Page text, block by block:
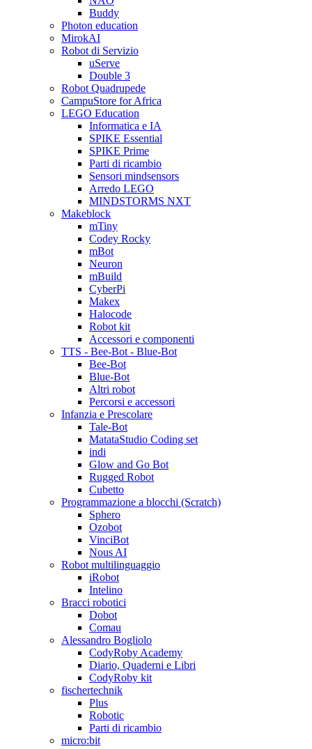
Buddy
Photon education
MirokAI
Robot di Servizio
uServe
Double 3
Robot Quadrupede
CampuStore for Africa
LEGO Education
Informatica e IA
SPIKE Essential
SPIKE Prime
Parti di ricambio
Sensori mindsensors
Arredo LEGO
MINDSTORMS NXT
Makeblock
mTiny
Codey Rocky
mBot
Neuron
mBuild
CyberPi
Makex
Halocode
Robot kit
Accessori e componenti
TTS - Bee-Bot - Blue-Bot
Bee-Bot
Blue-Bot
Altri robot
Percorsi e accessori
Infanzia e Prescolare
Tale-Bot
MatataStudio Coding set
indi
Glow and Go Bot
Rugged Robot
Cubetto
Programmazione a blocchi (Scratch)
Sphero
Ozobot
VinciBot
Nous AI
Robot multilinguaggio
iRobot
Intelino
Bracci robotici
Dobot
Comau
Alessandro Bogliolo
CodyRoby Academy
Diario, Quaderni e Libri
CodyRoby kit
fischertechnik
Plus
Robotic
Parti di ricambio
micro:bit